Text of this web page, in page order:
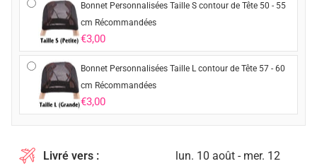
Bonnet Personnalisées Taille S contour de Tête 50 - 55
cm Récommandées
€3,00
Bonnet Personnalisées Taille L contour de Tête 57 - 60
cm Récommandées
€3,00
Livré vers :
lun. 10 août - mer. 12